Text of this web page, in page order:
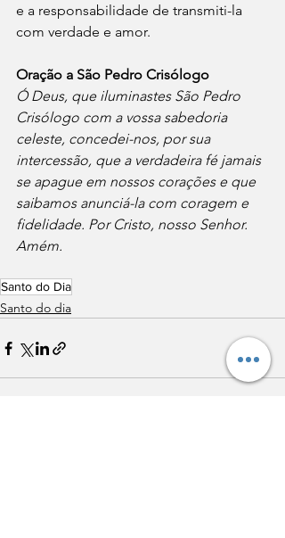
e a responsabilidade de transmiti-la
com verdade e amor.
Oração a São Pedro Crisólogo
Ó Deus, que iluminastes São Pedro
Crisólogo com a vossa sabedoria
celeste, concedei-nos, por sua
intercessão, que a verdadeira fé jamais
se apague em nossos corações e que
saibamos anunciá-la com coragem e
fidelidade. Por Cristo, nosso Senhor.
Amém.
Santo do Dia
Santo do dia